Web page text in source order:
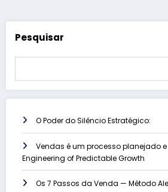
Pesquisar
O Poder do Silêncio Estratégico:
Vendas é um processo planejado
Engineering of Predictable Growth
Os 7 Passos da Venda — Método